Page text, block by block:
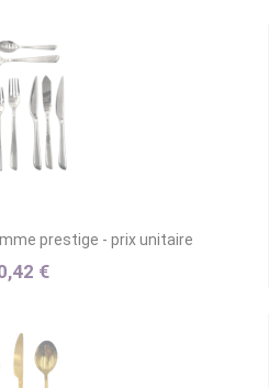
prestige - prix unitaire
€